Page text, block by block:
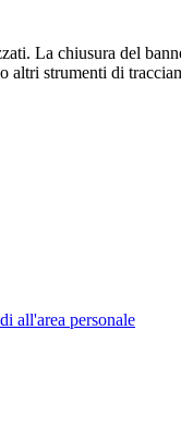
La chiusura del
altri strumenti di
all'area personale